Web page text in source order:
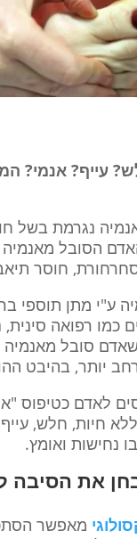
עייף? אנמי?
נגרמת בשל
הסובל מאנמיה
חוסר
ע"י מתן תוספי
כמו רפואה סינית,
סובל מאנמיה
יותר, בהיבט
לאדם כטיפוס
חיות, חלש,
נחישות ואומץ.
את הסיבה
מאפשר